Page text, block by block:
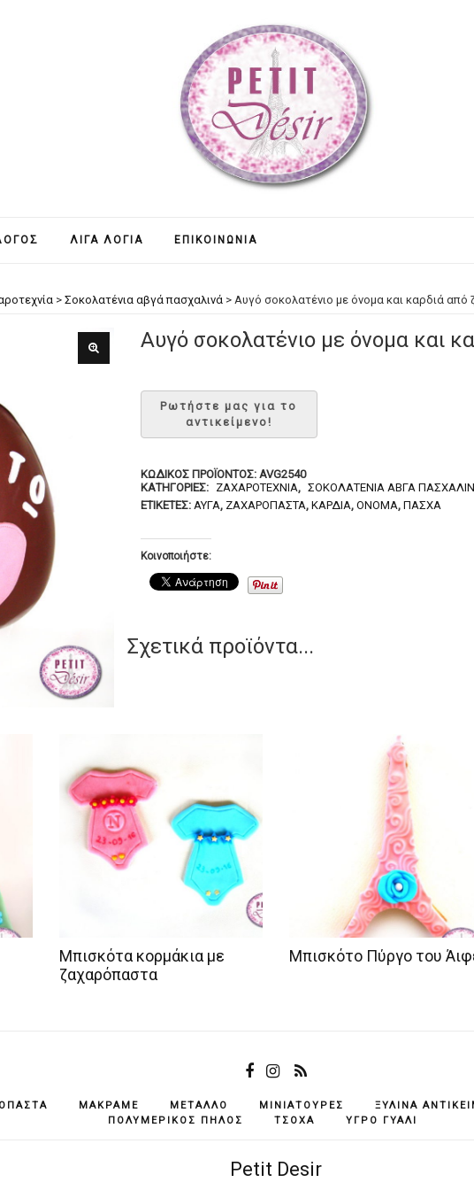
ΛΊΓΑ ΛΌΓΙΑ ΕΠΙΚΟΙΝΩΝΊΑ
> Σοκολατένια αβγά πασχαλινά > Αυγό σοκολατένιο με όνομα και καρδιά
Αυγό σοκολατένιο με όνομα και
ΚΩΔΙΚΌΣ ΠΡΟΪΌΝΤΟΣ: AVG2540
ΚΑΤΗΓΟΡΊΕΣ: ΖΑΧΑΡΟΤΕΧΝΊΑ, ΣΟΚΟΛΑΤΈΝΙΑ ΑΒΓΆ
ΕΤΙΚΈΤΕΣ: ΑΥΓΆ, ΖΑΧΑΡΌΠΑΣΤΑ, ΚΑΡΔΙΆ, ΌΝΟΜΑ, ΠΆΣΧΑ
Κοινοποιήστε:
Σχετικά προϊόντα...
Μπισκότα κορμάκια με
ζαχαρόπαστα
Μπισκότο Πύργο του
ΜΑΚΡΑΜΈ ΜΈΤΑΛΛΟ ΜΙΝΙΑΤΟΎΡΕΣ
ΞΎΛΙΝΑ
ΠΟΛΥΜΕΡΙΚΌΣ ΠΗΛΌΣ
ΤΣΌΧΑ ΥΓΡΌ ΓΥΑΛΊ
Petit Desir